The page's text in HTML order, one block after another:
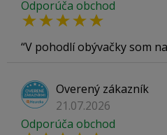
Odporúča obchod
V pohodlí obývačky som
Overený zákazník
21.07.2026
Odporúča obchod